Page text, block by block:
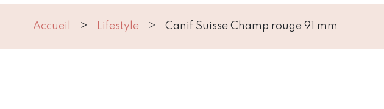
Accueil Lifestyle Canif Suisse Champ rouge 91 mm